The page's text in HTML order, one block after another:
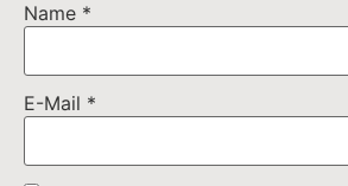
Name *
E-Mail *